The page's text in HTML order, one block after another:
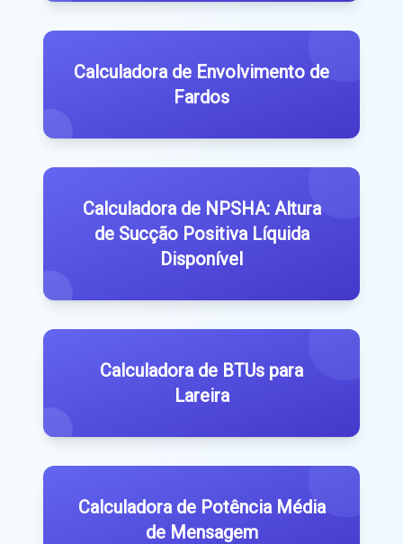
Calculadora de Envolvimento de
Fardos
Calculadora de NPSHA: Altura
de Sucção Positiva Líquida
Disponível
Calculadora de BTUs para
Lareira
Calculadora de Potência Média
de Mensagem